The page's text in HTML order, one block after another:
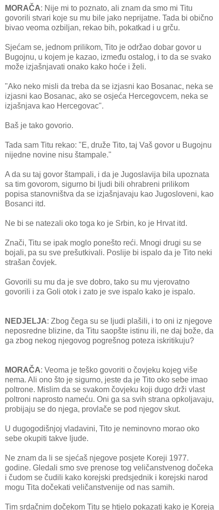
MORAČA: Nije mi to poznato, ali znam da smo mi Titu
govorili stvari koje su mu bile jako neprijatne. Tada bi obično
bivao veoma ozbiljan, rekao bih, pokatkad i u grču.
Sjećam se, jednom prilikom, Tito je održao dobar govor u
Bugojnu, u kojem je kazao, između ostalog, i to da se svako
može izjašnjavati onako kako hoće i želi.
"Ako neko misli da treba da se izjasni kao Bosanac, neka se
izjasni kao Bosanac, ako se osjeća Hercegovcem, neka se
izjašnjava kao Hercegovac".
Baš je tako govorio.
Tada sam Titu rekao: "E, druže Tito, taj Vaš govor u Bugojnu
nijedne novine nisu štampale."
A da su taj govor štampali, i da je Jugoslavija bila upoznata
sa tim govorom, sigurno bi ljudi bili ohrabreni prilikom
popisa stanovništva da se izjašnjavaju kao Jugosloveni, kao
Bosanci itd.
Ne bi se natezali oko toga ko je Srbin, ko je Hrvat itd.
Znači, Titu se ipak moglo ponešto reći. Mnogi drugi su se
bojali, pa su sve prešutkivali. Poslije bi ispalo da je Tito neki
strašan čovjek.
Govorili su mu da je sve dobro, tako su mu vjerovatno
govorili i za Goli otok i zato je sve ispalo kako je ispalo.
NEDJELJA: Zbog čega su se ljudi plašili, i to oni iz njegove
neposredne blizine, da Titu saopšte istinu ili, ne daj bože, da
ga zbog nekog njegovog pogrešnog poteza iskritikuju?
MORAČA: Veoma je teško govoriti o čovjeku kojeg više
nema. Ali ono što je sigurno, jeste da je Tito oko sebe imao
poltrone. Mislim da se svakom čovjeku koji dugo drži vlast
poltroni naprosto nameću. Oni ga sa svih strana opkoljavaju,
probijaju se do njega, provlače se pod njegov skut.
U dugogodišnjoj vladavini, Tito je neminovno morao oko
sebe okupiti takve ljude.
Ne znam da li se sjećaš njegove posjete Koreji 1977.
godine. Gledali smo sve prenose tog veličanstvenog dočeka
i čudom se čudili kako korejski predsjednik i korejski narod
mogu Tita dočekati veličanstvenije od nas samih.
Tim srdačnim dočekom Titu se htjelo pokazati kako je Koreja